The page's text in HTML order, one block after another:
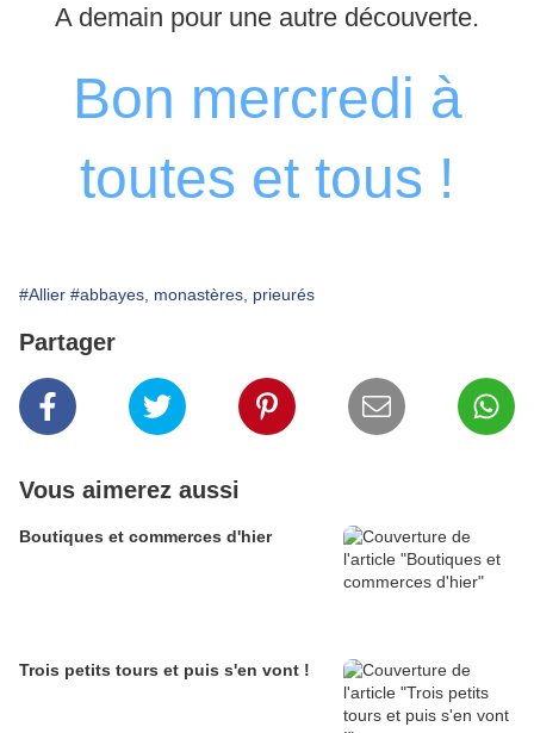
A demain pour une autre découverte.
Bon mercredi à
toutes et tous !
#Allier #abbayes, monastères, prieurés
Partager
Vous aimerez aussi
Boutiques et commerces d'hier
Trois petits tours et puis s'en vont !